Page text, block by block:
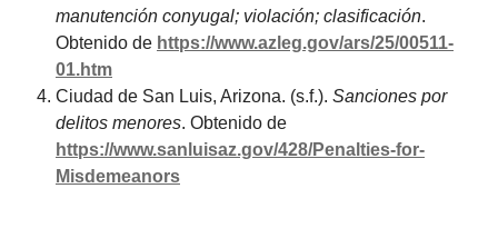
manutención conyugal; violación; clasificación.
Obtenido de https://www.azleg.gov/ars/25/00511-
01.htm
Ciudad de San Luis, Arizona. (s.f.). Sanciones por
delitos menores. Obtenido de
https://www.sanluisaz.gov/428/Penalties-for-
Misdemeanors